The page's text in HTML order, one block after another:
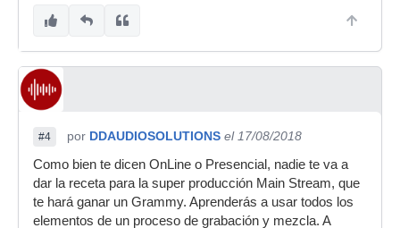
#4 por DDAUDIOSOLUTIONS el 17/08/2018
Como bien te dicen OnLine o Presencial, nadie te va a
dar la receta para la super producción Main Stream, que
te hará ganar un Grammy. Aprenderás a usar todos los
elementos de un proceso de grabación y mezcla. A